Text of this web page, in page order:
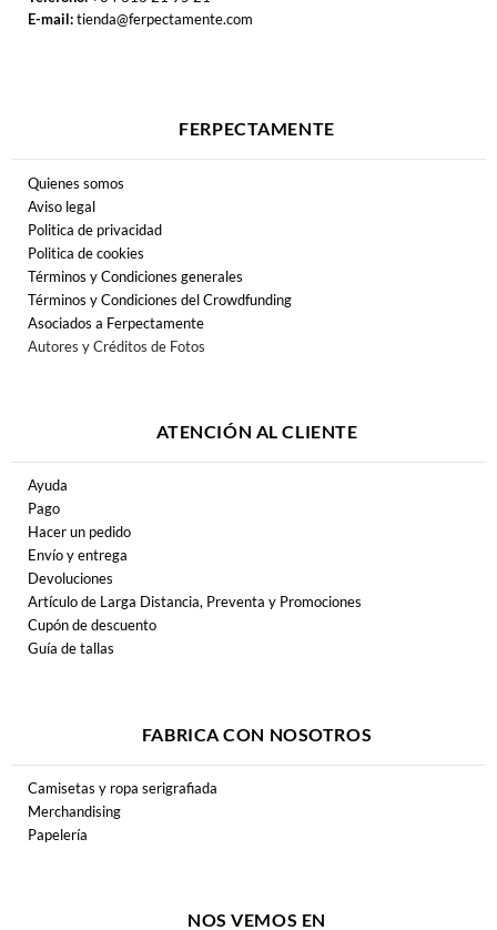
E-mail:tienda@ferpectamente.com
FERPECTAMENTE
Quienes somos
Aviso legal
Politica de privacidad
Politica de cookies
Términos y Condiciones generales
Términos y Condiciones del Crowdfunding
Asociados a Ferpectamente
Autores y Créditos de Fotos
ATENCIÓN AL CLIENTE
Ayuda
Pago
Hacer un pedido
Envío y entrega
Devoluciones
Artículo de Larga Distancia, Preventa y Promociones
Cupón de descuento
Guía de tallas
FABRICA CON NOSOTROS
Camisetas y ropa serigrafiada
Merchandising
Papelería
NOS VEMOS EN